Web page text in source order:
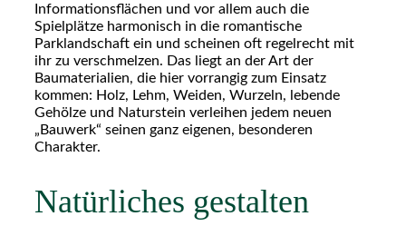
Informationsflächen und vor allem auch die
Spielplätze harmonisch in die romantische
Parklandschaft ein und scheinen oft regelrecht mit
ihr zu verschmelzen. Das liegt an der Art der
Baumaterialien, die hier vorrangig zum Einsatz
kommen: Holz, Lehm, Weiden, Wurzeln, lebende
Gehölze und Naturstein verleihen jedem neuen
„Bauwerk“ seinen ganz eigenen, besonderen
Charakter.
Natürliches gestalten